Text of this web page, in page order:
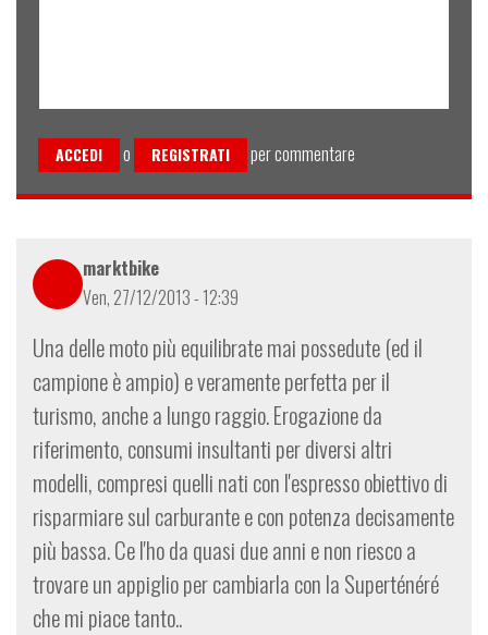
ACCEDI o REGISTRATI per commentare
marktbike
Ven, 27/12/2013 - 12:39
Una delle moto più equilibrate mai possedute (ed il
campione è ampio) e veramente perfetta per il
turismo, anche a lungo raggio. Erogazione da
riferimento, consumi insultanti per diversi altri
modelli, compresi quelli nati con l'espresso obiettivo di
risparmiare sul carburante e con potenza decisamente
più bassa. Ce l'ho da quasi due anni e non riesco a
trovare un appiglio per cambiarla con la Superténéré
che mi piace tanto..